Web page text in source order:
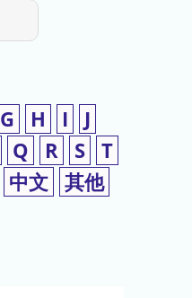
G H I
J
Q R S T
中文 其他